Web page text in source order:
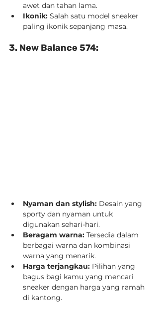
awet dan tahan lama.
Ikonik: Salah satu model sneaker
paling ikonik sepanjang masa.
3. New Balance 574:
Nyaman dan stylish: Desain yang
sporty dan nyaman untuk
digunakan sehari-hari.
Beragam warna: Tersedia dalam
berbagai warna dan kombinasi
warna yang menarik.
Harga terjangkau: Pilihan yang
bagus bagi kamu yang mencari
sneaker dengan harga yang ramah
di kantong.